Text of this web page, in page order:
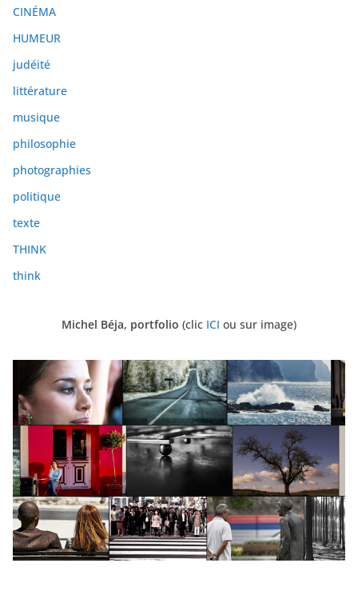
e
CINÉMA
HUMEUR
judéité
littérature
musique
philosophie
photographies
politique
texte
THINK
think
Michel Béja, portfolio (clic ICI ou sur image)